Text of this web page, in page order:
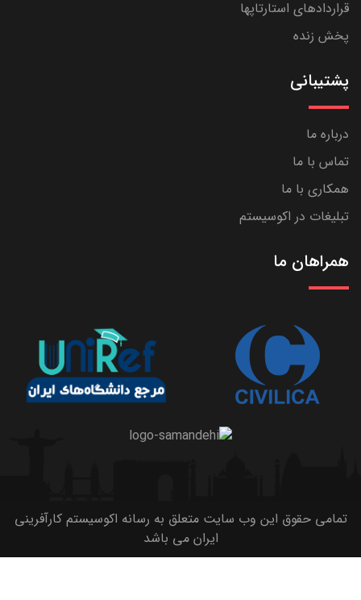
قراردادهای استارتاپها
پخش زنده
پشتیبانی
درباره ما
تماس با ما
همکاری با ما
تبلیغات در اکوسیستم
همراهان ما
تمامی حقوق این وب سایت متعلق به رسانه اکوسیستم کارآفرینی
ایران می باشد